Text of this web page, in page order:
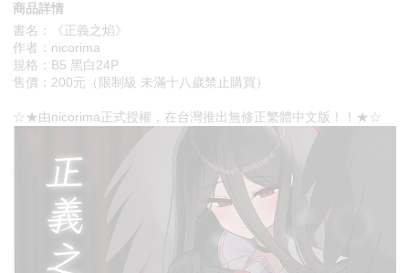
商品詳情
書名：《正義之焰》
作者：nicorima
規格：B5 黑白24P
售價：200元（限制級 未滿十八歲禁止購買）
☆★由nicorima正式授權，在台灣推出無修正繁體中文版！！★☆